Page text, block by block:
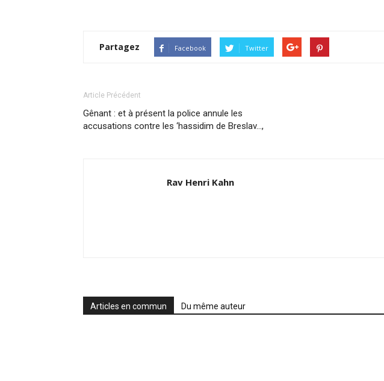
Partagez Facebook Twitter
Article Précédent
Gênant : et à présent la police annule les
accusations contre les ‘hassidim de Breslav…,
Rav Henri Kahn
Articles en commun Du même auteur